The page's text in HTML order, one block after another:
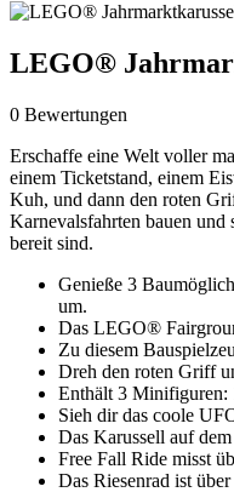
LEGO®
0 Bewertungen
Erschaffe eine Welt voller
einem Ticketstand, einem
Kuh, und dann den roten
Karnevalsfahrten bauen
bereit sind.
Genieße 3
um.
Das LEGO®
Zu diesem
Dreh den roten Griff
Enthält 3 Minifiguren:
Sieh dir das coole
Das Karussell auf
Free Fall Ride misst
Das Riesenrad ist